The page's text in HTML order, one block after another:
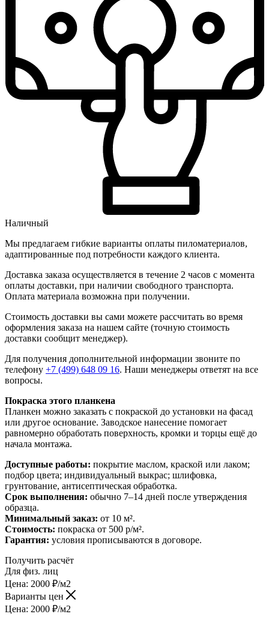
Наличный
Мы предлагаем гибкие варианты оплаты пиломатериалов,
адаптированные под потребности каждого клиента.
Доставка заказа осуществляется в течение 2 часов с момента
оплаты доставки, при наличии свободного транспорта.
Оплата материала возможна при получении.
Стоимость доставки вы сами можете рассчитать во время
оформления заказа на нашем сайте (точную стоимость
доставки сообщит менеджер).
Для получения дополнительной информации звоните по
телефону +7 (499) 648 09 16. Наши менеджеры ответят на все
вопросы.
Покраска этого планкена
Планкен можно заказать с покраской до установки на фасад
или другое основание. Заводское нанесение помогает
равномерно обработать поверхность, кромки и торцы ещё до
начала монтажа.
Доступные работы: покрытие маслом, краской или лаком;
подбор цвета; индивидуальный выкрас; шлифовка,
грунтование, антисептическая обработка.
Срок выполнения: обычно 7–14 дней после утверждения
образца.
Минимальный заказ: от 10 м².
Стоимость: покраска от 500 р/м².
Гарантия: условия прописываются в договоре.
Получить расчёт
Для физ. лиц
Цена: 2000 ₽/м2
Варианты цен
Цена: 2000 ₽/м2